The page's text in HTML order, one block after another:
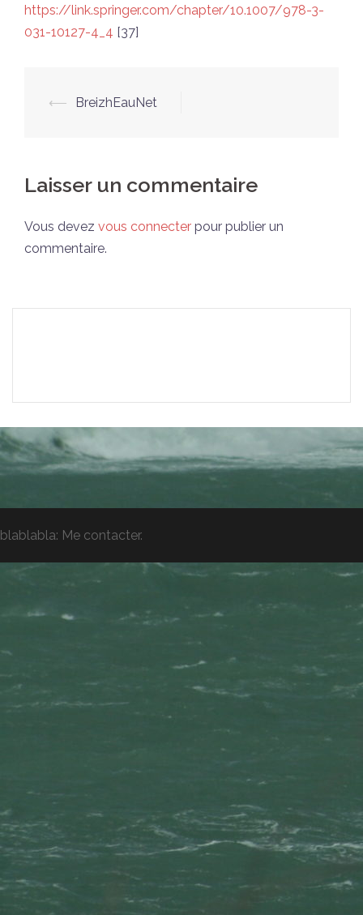
https://link.springer.com/chapter/10.1007/978-3-
031-10127-4_4 [37]
Navigation
⟵ BreizhEauNet
Laisser un commentaire
Vous devez vous connecter pour publier un
commentaire.
blablabla: Me contacter.